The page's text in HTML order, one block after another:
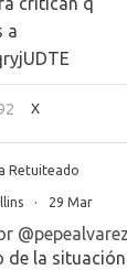
a
X
Retuiteado
· 29 Mar
de la situación